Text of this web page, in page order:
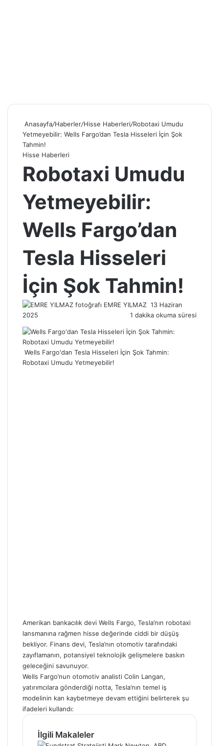
Anasayfa/Haberler/Hisse Haberleri/Robotaxi Umudu
Yetmeyebilir: Wells Fargo’dan Tesla Hisseleri İçin Şok
Tahmin!
Hisse Haberleri
Robotaxi Umudu
Yetmeyebilir:
Wells Fargo’dan
Tesla Hisseleri
İçin Şok Tahmin!
EMRE YILMAZ Bir
e-
göndermek
13 Haziran
2025
1 dakika okuma süresi
Wells Fargo'dan Tesla Hisseleri İçin Şok Tahmin:
Robotaxi Umudu Yetmeyebilir!
Amerikan bankacılık devi Wells Fargo, Tesla’nın robotaxi
lansmanına rağmen hisse değerinde ciddi bir düşüş
bekliyor. Finans devi, Tesla’nın otomotiv tarafındaki
zayıflamanın, potansiyel teknolojik gelişmelere baskın
geleceğini savunuyor.
Wells Fargo’nun otomotiv analisti Colin Langan,
yatırımcılara gönderdiği notta, Tesla’nın temel iş
modelinin kan kaybetmeye devam ettiğini belirterek şu
ifadeleri kullandı:
İlgili Makaleler